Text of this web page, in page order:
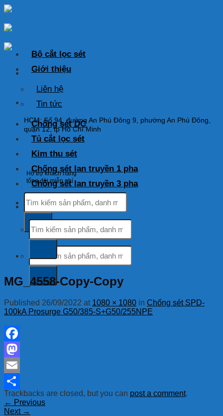
Skip
content
HOTLINE: 0925 038 097
HCM: Số 94, đường An Phú Đông 9, phường An Phú Đông,
quận 12, tp Hồ Chí Minh
Hỗ trợ khách hàng
tổng đài miễn phí
Tìm
kiếm:
kiếm:
Bộ cắt lọc sét
Giới thiệu
Liên hệ
Tin tức
Chống sét DC
Tủ cắt lọc sét
Kim thu sét
Chống sét lan truyền 1 pha
Chống sét lan truyền 3 pha
Tìm
kiếm:
MG_4558-Copy-Copy
Published 26/09/2022 at 1080 × 1080 in Chống sét SPD-
100kA Prosurge G50/385-S+G50/255NPE
Facebook
Mastodon
Email
Share
Trackbacks are closed, but you can post a comment.
← Previous
Next →